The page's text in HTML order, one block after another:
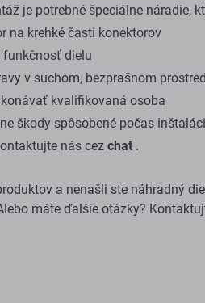
je potrebné špeciálne náradie,
na krehké časti konektorov
funkčnosť dielu
v suchom, bezprašnom
kvalifikovaná osoba
škody spôsobené počas
nás cez chat .
a nenašli ste náhradný
máte ďalšie otázky?